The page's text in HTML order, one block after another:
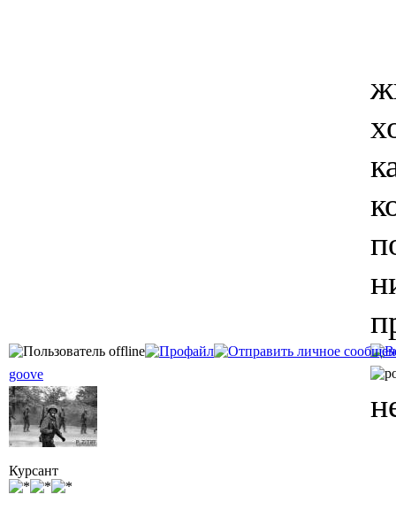
goove
Курсант